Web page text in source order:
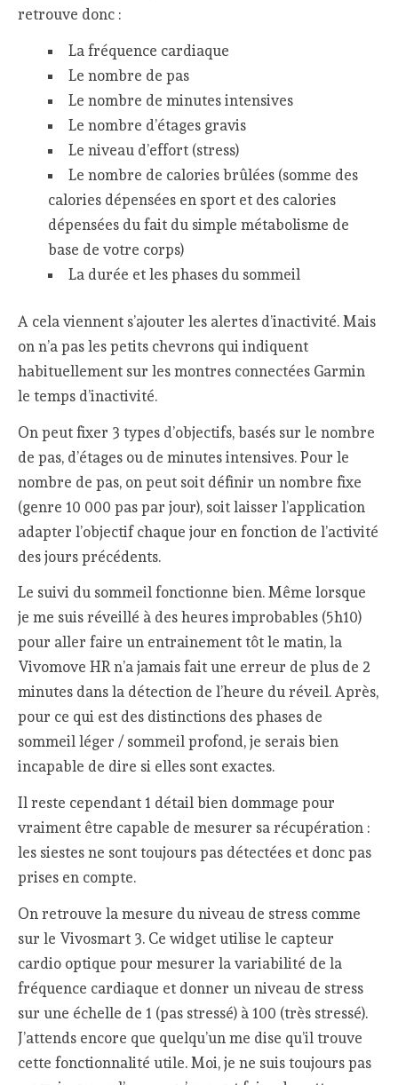
retrouve donc :
La fréquence cardiaque
Le nombre de pas
Le nombre de minutes intensives
Le nombre d’étages gravis
Le niveau d’effort (stress)
Le nombre de calories brûlées (somme des
calories dépensées en sport et des calories
dépensées du fait du simple métabolisme de
base de votre corps)
La durée et les phases du sommeil
A cela viennent s’ajouter les alertes d’inactivité. Mais
on n’a pas les petits chevrons qui indiquent
habituellement sur les montres connectées Garmin
le temps d’inactivité.
On peut fixer 3 types d’objectifs, basés sur le nombre
de pas, d’étages ou de minutes intensives. Pour le
nombre de pas, on peut soit définir un nombre fixe
(genre 10 000 pas par jour), soit laisser l’application
adapter l’objectif chaque jour en fonction de l’activité
des jours précédents.
Le suivi du sommeil fonctionne bien. Même lorsque
je me suis réveillé à des heures improbables (5h10)
pour aller faire un entrainement tôt le matin, la
Vivomove HR n’a jamais fait une erreur de plus de 2
minutes dans la détection de l’heure du réveil. Après,
pour ce qui est des distinctions des phases de
sommeil léger / sommeil profond, je serais bien
incapable de dire si elles sont exactes.
Il reste cependant 1 détail bien dommage pour
vraiment être capable de mesurer sa récupération :
les siestes ne sont toujours pas détectées et donc pas
prises en compte.
On retrouve la mesure du niveau de stress comme
sur le Vivosmart 3. Ce widget utilise le capteur
cardio optique pour mesurer la variabilité de la
fréquence cardiaque et donner un niveau de stress
sur une échelle de 1 (pas stressé) à 100 (très stressé).
J’attends encore que quelqu’un me dise qu’il trouve
cette fonctionnalité utile. Moi, je ne suis toujours pas